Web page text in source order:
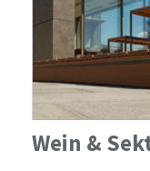
Wein &